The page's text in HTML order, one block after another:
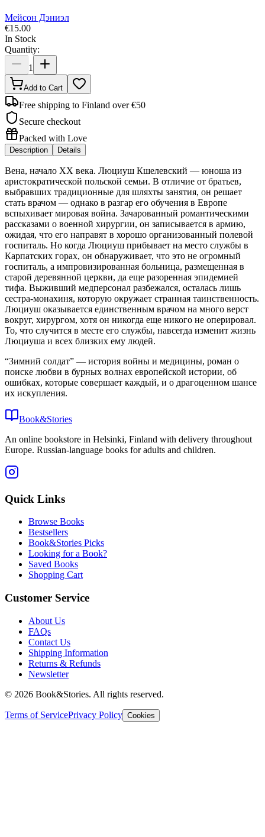
Мейсон Дэниэл
€15.00
In Stock
Quantity:
1
Add to Cart
Free shipping to Finland over €50
Secure checkout
Packed with Love
Description Details
Вена, начало XX века. Люциуш Кшелевский — юноша из
аристократической польской семьи. В отличие от братьев,
выбравших традиционные для шляхты занятия, он решает
стать врачом — однако в разгар его обучения в Европе
вспыхивает мировая война. Зачарованный романтическими
рассказами о военной хирургии, он записывается в армию,
ожидая, что его направят в хорошо организованный полевой
госпиталь. Но когда Люциуш прибывает на место службы в
Карпатских горах, он обнаруживает, что это не огромный
госпиталь, а импровизированная больница, размещенная в
старой деревянной церкви, да еще разоренная эпидемией
тифа. Выживший медперсонал разбежался, осталась лишь
сестра-монахиня, которую окружает странная таинственность.
Люциуш оказывается единственным врачом на много верст
вокруг, хирургом, хотя он никогда еще никого не оперировал.
То, что случится в месте его службы, навсегда изменит жизнь
Люциуша и всех близких ему людей.
“Зимний солдат” — история войны и медицины, роман о
поиске любви в бурных волнах европейской истории, об
ошибках, которые совершает каждый, и о драгоценном шансе
их искупления.
Book&Stories
An online bookstore in Helsinki, Finland with delivery throughout
Europe. Russian-language books for adults and children.
Quick Links
Browse Books
Bestsellers
Book&Stories Picks
Looking for a Book?
Saved Books
Shopping Cart
Customer Service
About Us
FAQs
Contact Us
Shipping Information
Returns & Refunds
Newsletter
© 2026 Book&Stories. All rights reserved.
Terms of ServicePrivacy Policy Cookies